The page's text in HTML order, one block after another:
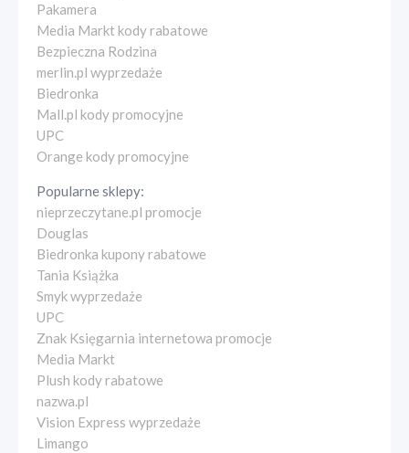
Pakamera
Media Markt kody rabatowe
Bezpieczna Rodzina
merlin.pl wyprzedaże
Biedronka
Mall.pl kody promocyjne
UPC
Orange kody promocyjne
Popularne sklepy:
nieprzeczytane.pl promocje
Douglas
Biedronka kupony rabatowe
Tania Książka
Smyk wyprzedaże
UPC
Znak Księgarnia internetowa promocje
Media Markt
Plush kody rabatowe
nazwa.pl
Vision Express wyprzedaże
Limango